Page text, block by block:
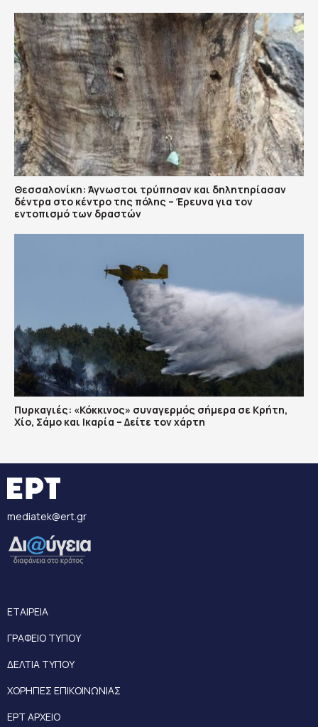
Θεσσαλονίκη: Άγνωστοι τρύπησαν και δηλητηρίασαν
δέντρα στο κέντρο της πόλης – Έρευνα για τον
εντοπισμό των δραστών
Πυρκαγιές: «Κόκκινος» συναγερμός σήμερα σε Κρήτη,
Χίο, Σάμο και Ικαρία – Δείτε τον χάρτη
mediatek@ert.gr
ΕΤΑΙΡΕΙΑ
ΓΡΑΦΕΙΟ ΤΥΠΟΥ
ΔΕΛΤΙΑ ΤΥΠΟΥ
ΧΟΡΗΓΙΕΣ ΕΠΙΚΟΙΝΩΝΙΑΣ
ΕΡΤ ΑΡΧΕΙΟ